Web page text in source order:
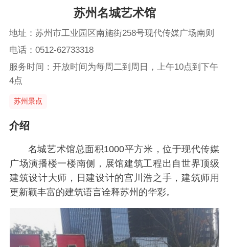
苏州名城艺术馆
地址：苏州市工业园区南施街258号现代传媒广场南则
电话：0512-62733318
服务时间：开放时间为每周二到周日，上午10点到下午
4点
苏州景点
介绍
名城艺术馆总面积1000平方米，位于现代传媒
广场演播楼一楼南侧，展馆建筑工程出自世界顶级
建筑设计大师，日建设计的宫川浩之手，建筑师用
更新颖丰富的建筑语言诠释苏州的华彩。